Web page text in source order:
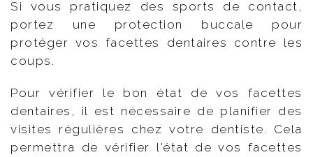
Si vous pratiquez des sports de contact,
portez une protection buccale pour
protéger vos facettes dentaires contre les
coups.
Pour vérifier le bon état de vos facettes
dentaires, il est nécessaire de planifier des
visites régulières chez votre dentiste. Cela
permettra de vérifier l'état de vos facettes